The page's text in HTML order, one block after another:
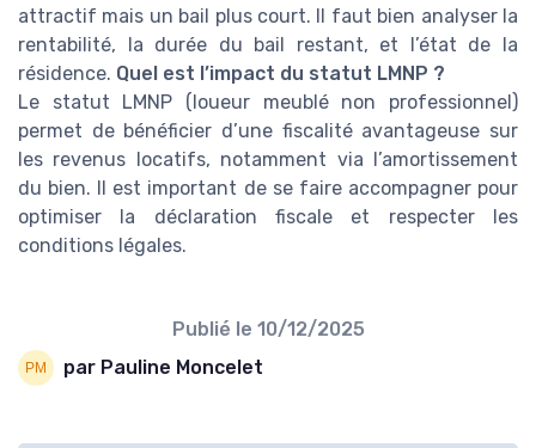
attractif mais un bail plus court. Il faut bien analyser la
rentabilité, la durée du bail restant, et l’état de la
résidence. Quel est l’impact du statut LMNP ?
Le statut LMNP (loueur meublé non professionnel)
permet de bénéficier d’une fiscalité avantageuse sur
les revenus locatifs, notamment via l’amortissement
du bien. Il est important de se faire accompagner pour
optimiser la déclaration fiscale et respecter les
conditions légales.
Publié le 10/12/2025
par Pauline Moncelet